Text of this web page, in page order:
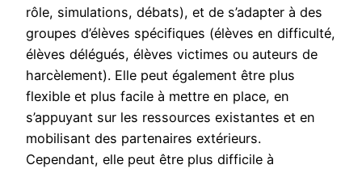
rôle, simulations, débats), et de s’adapter à des
groupes d’élèves spécifiques (élèves en difficulté,
élèves délégués, élèves victimes ou auteurs de
harcèlement). Elle peut également être plus
flexible et plus facile à mettre en place, en
s’appuyant sur les ressources existantes et en
mobilisant des partenaires extérieurs.
Cependant, elle peut être plus difficile à